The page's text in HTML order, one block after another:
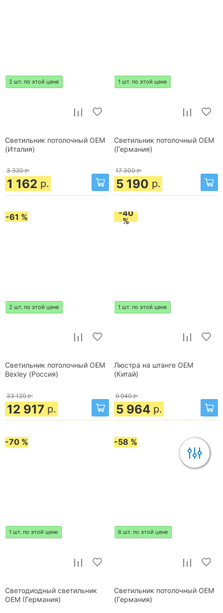
2 шт. по этой цене
Светильник потолочный OEM
(Италия)
3 320 р.
1 162 р.
1 шт. по этой цене
Светильник потолочный OEM
(Германия)
17 300 р.
5 190 р.
-61 %
2 шт. по этой цене
Светильник потолочный OEM
Bexley (Россия)
33 120 р.
12 917 р.
-40
%
1 шт. по этой цене
Люстра на штанге OEM
(Китай)
9 940 р.
5 964 р.
-70 %
1 шт. по этой цене
Светодиодный светильник
OEM (Германия)
-58 %
6 шт. по этой цене
Светильник потолочный OEM
(Германия)